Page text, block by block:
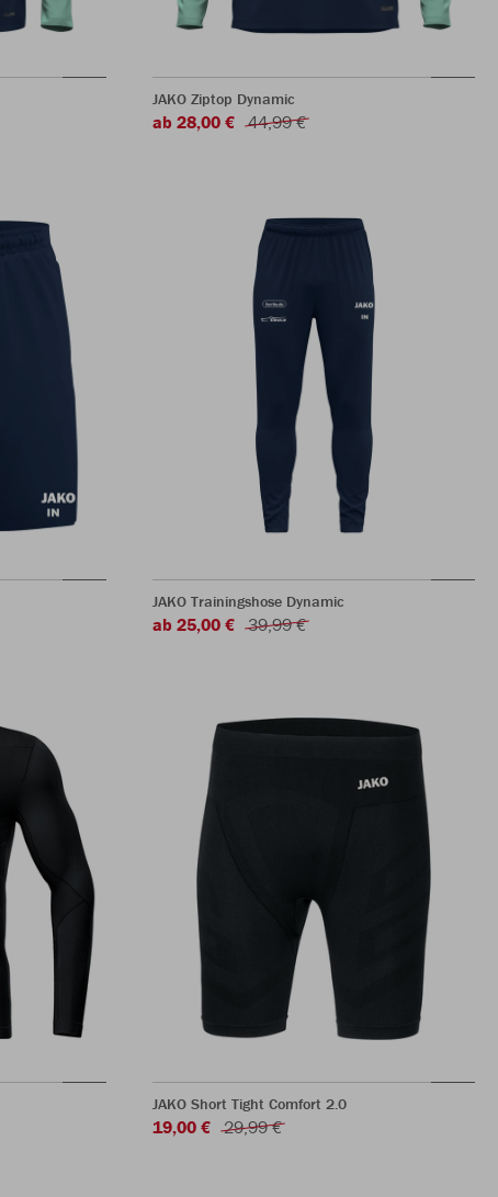
JAKO Ziptop Dynamic
ab 28,00 € 44,99 €
JAKO Trainingshose Dynamic
ab 25,00 € 39,99 €
JAKO Short Tight Comfort 2.0
19,00 € 29,99 €